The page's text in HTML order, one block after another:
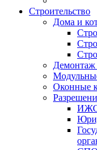
Строительство
Дома и
Демонтаж
Оконные